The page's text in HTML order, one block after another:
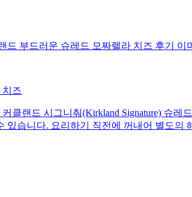
치즈
클랜드 시그니춰(Kirkland Signature) 슈
있습니다. 요리하기 직전에 꺼내어 별도의